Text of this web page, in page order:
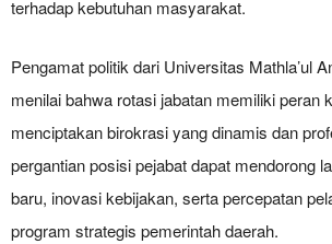
terhadap kebutuhan masyarakat.
Pengamat politik dari Universitas Mathla’ul
menilai bahwa rotasi jabatan memiliki peran
menciptakan birokrasi yang dinamis dan
pergantian posisi pejabat dapat mendorong
baru, inovasi kebijakan, serta percepatan
program strategis pemerintah daerah.